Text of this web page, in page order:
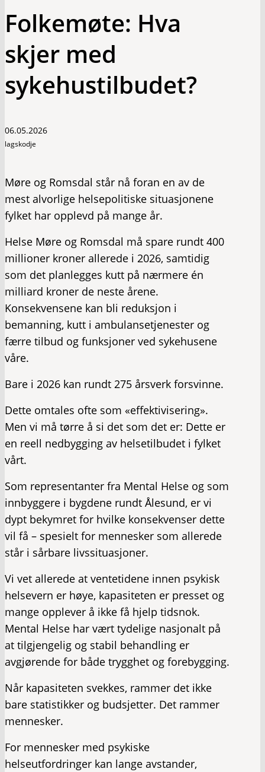
Folkemøte: Hva
skjer med
sykehustilbudet?
06.05.2026
lagskodje
Møre og Romsdal står nå foran en av de
mest alvorlige helsepolitiske situasjonene
fylket har opplevd på mange år.
Helse Møre og Romsdal må spare rundt 400
millioner kroner allerede i 2026, samtidig
som det planlegges kutt på nærmere én
milliard kroner de neste årene.
Konsekvensene kan bli reduksjon i
bemanning, kutt i ambulansetjenester og
færre tilbud og funksjoner ved sykehusene
våre.
Bare i 2026 kan rundt 275 årsverk forsvinne.
Dette omtales ofte som «effektivisering».
Men vi må tørre å si det som det er: Dette er
en reell nedbygging av helsetilbudet i fylket
vårt.
Som representanter fra Mental Helse og som
innbyggere i bygdene rundt Ålesund, er vi
dypt bekymret for hvilke konsekvenser dette
vil få – spesielt for mennesker som allerede
står i sårbare livssituasjoner.
Vi vet allerede at ventetidene innen psykisk
helsevern er høye, kapasiteten er presset og
mange opplever å ikke få hjelp tidsnok.
Mental Helse har vært tydelige nasjonalt på
at tilgjengelig og stabil behandling er
avgjørende for både trygghet og forebygging.
Når kapasiteten svekkes, rammer det ikke
bare statistikker og budsjetter. Det rammer
mennesker.
For mennesker med psykiske
helseutfordringer kan lange avstander,